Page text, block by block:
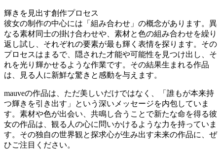
輝きを見出す創作プロセス
彼女の制作の中心には「組み合わせ」の概念があります。異
なる素材同士の掛け合わせや、素材と色の組み合わせを繰り
返し試し、それぞれの要素が最も輝く表情を探ります。その
プロセスはまるで、隠された才能や可能性を見つけ出し、そ
れを光り輝かせるような作業です。その結果生まれる作品
は、見る人に新鮮な驚きと感動を与えます。
mauveの作品は、ただ美しいだけではなく、「誰もが本来持
つ輝きを引き出す」という深いメッセージを内包していま
す。素材や色が出会い、共鳴し合うことで新たな命を得る彼
女の作品は、観る人の心に問いかけるような力を持っていま
す。その独自の世界観と探求心が生み出す未来の作品に、ぜ
ひご注目ください。